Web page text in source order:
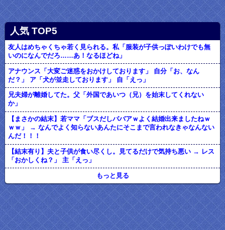
人気 TOP5
友人はめちゃくちゃ若く見られる。私「服装が子供っぽいわけでも無
いのになんでだろ……あ！なるほどね」
アナウンス「大変ご迷惑をおかけしております」 自分「お、なん
だ？」 ア「犬が並走しております」 自「えっ」
兄夫婦が離婚してた。父「外国であいつ（兄）を始末してくれない
か」
【まさかの結末】若ママ「ブスだしババアｗよく結婚出来ましたねｗ
ｗｗ」 → なんでよく知らないあんたにそこまで言われなきゃなんない
んだ！！！
【結末有り】夫と子供が食い尽くし。見てるだけで気持ち悪い → レス
「おかしくね？」 主「えっ」
もっと見る